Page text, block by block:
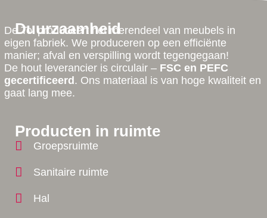
Producten in ruimte
Groepsruimte
Sanitaire ruimte
Hal
Duurzaamheid
De Tol produceert het merendeel van meubels in
eigen fabriek. We produceren op een efficiënte
manier; afval en verspilling wordt tegengegaan!
De hout leverancier is circulair – FSC en PEFC
gecertificeerd . Ons materiaal is van hoge kwaliteit en
gaat lang mee.